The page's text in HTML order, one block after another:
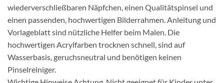
wiederverschließbaren Näpfchen, einen Qualitätspinsel und
einen passenden, hochwertigen Bilderrahmen. Anleitung und
Vorlageblatt sind nützliche Helfer beim Malen. Die
hochwertigen Acrylfarben trocknen schnell, sind auf
Wasserbasis, geruchsneutral und benötigen keinen
Pinselreiniger.